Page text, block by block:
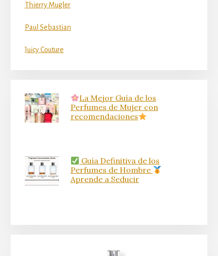
Thierry Mugler
Paul Sebastian
Juicy Couture
La Mejor Guía de los
Perfumes de Mujer con
recomendaciones
Guía Definitiva de los
Perfumes de Hombre
Aprende a Seducir